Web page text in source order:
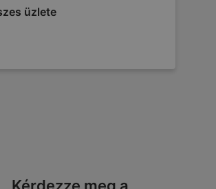
üzlete
Kérdezze meg a